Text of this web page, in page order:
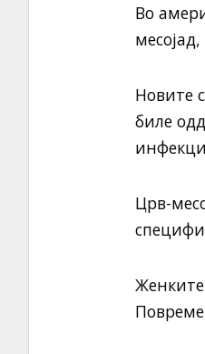
Во
Новите
биле
Црв-